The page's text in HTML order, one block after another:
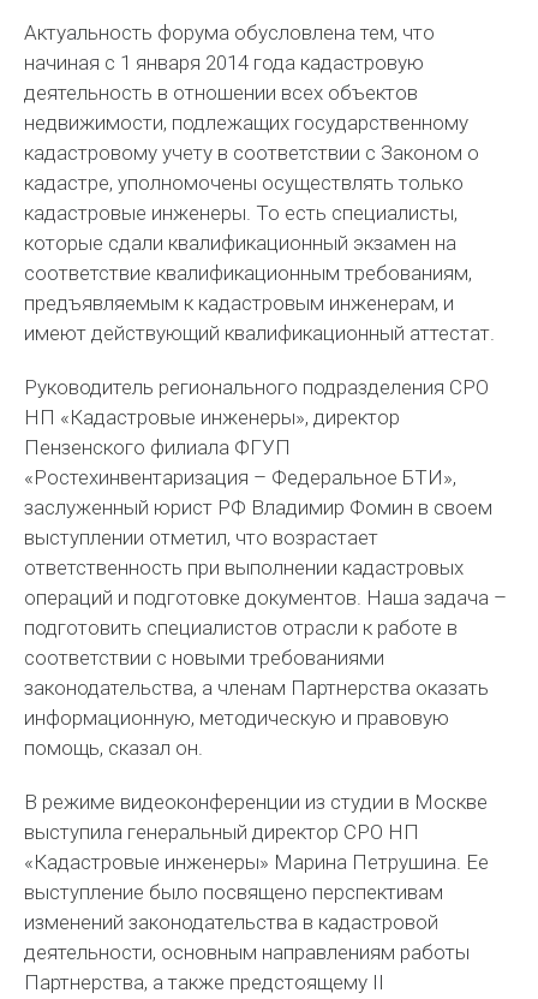
Актуальность форума обусловлена тем, что
начиная с 1 января 2014 года кадастровую
деятельность в отношении всех объектов
недвижимости, подлежащих государственному
кадастровому учету в соответствии с Законом о
кадастре, уполномочены осуществлять только
кадастровые инженеры. То есть специалисты,
которые сдали квалификационный экзамен на
соответствие квалификационным требованиям,
предъявляемым к кадастровым инженерам, и
имеют действующий квалификационный аттестат.
Руководитель регионального подразделения СРО
НП «Кадастровые инженеры», директор
Пензенского филиала ФГУП
«Ростехинвентаризация – Федеральное БТИ»,
заслуженный юрист РФ Владимир Фомин в своем
выступлении отметил, что возрастает
ответственность при выполнении кадастровых
операций и подготовке документов. Наша задача –
подготовить специалистов отрасли к работе в
соответствии с новыми требованиями
законодательства, а членам Партнерства оказать
информационную, методическую и правовую
помощь, сказал он.
В режиме видеоконференции из студии в Москве
выступила генеральный директор СРО НП
«Кадастровые инженеры» Марина Петрушина. Ее
выступление было посвящено перспективам
изменений законодательства в кадастровой
деятельности, основным направлениям работы
Партнерства, а также предстоящему II